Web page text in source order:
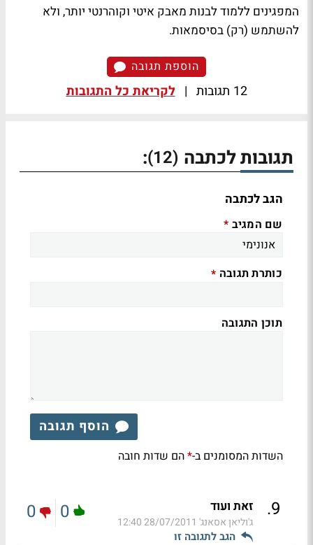
המפגינים ללמוד לבנות מאבק איטי וקוהרנטי יותר, ולא
להשתמש (רק) בסיסמאות.
הוספת תגובה
12 תגובות | לקריאת כל התגובות
תגובות לכתבה (12)
:
הגב לכתבה
שם המגיב *
כותרת תגובה *
תוכן התגובה
הוסף תגובה
השדות המסומנים ב-*הם שדות חובה
9
. זאת ועוד
ג'וליאן אסאנג' 28/07/2011 12:40
הגב לתגובה זו
0
0